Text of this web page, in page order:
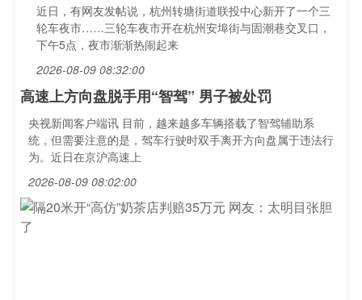
近日，有网友发帖说，杭州转塘街道联投中心新开了一个三
轮车夜市……三轮车夜市开在杭州安埠街与固潮巷交叉口，
下午5点，夜市渐渐热闹起来
2026-08-09 08:32:00
高速上方向盘脱手用“智驾” 男子被处罚
央视新闻客户端讯 目前，越来越多车辆搭载了智驾辅助系
统，但需要注意的是，驾车行驶时双手离开方向盘属于违法行
为。近日在京沪高速上
2026-08-09 08:02:00